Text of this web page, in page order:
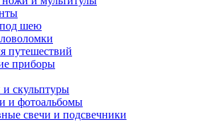
шею
путешествий
приборы
и скульптуры
и фотоальбомы
свечи и подсвечники